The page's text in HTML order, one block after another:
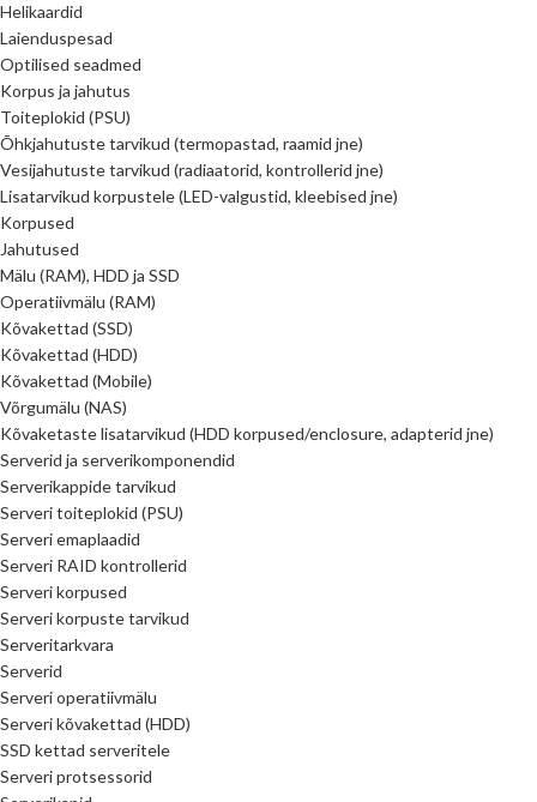
Helikaardid
Laienduspesad
Optilised seadmed
Korpus ja jahutus
Toiteplokid (PSU)
Õhkjahutuste tarvikud (termopastad, raamid jne)
Vesijahutuste tarvikud (radiaatorid, kontrollerid jne)
Lisatarvikud korpustele (LED-valgustid, kleebised jne)
Korpused
Jahutused
Mälu (RAM), HDD ja SSD
Operatiivmälu (RAM)
Kõvakettad (SSD)
Kõvakettad (HDD)
Kõvakettad (Mobile)
Võrgumälu (NAS)
Kõvaketaste lisatarvikud (HDD korpused/enclosure, adapterid jne)
Serverid ja serverikomponendid
Serverikappide tarvikud
Serveri toiteplokid (PSU)
Serveri emaplaadid
Serveri RAID kontrollerid
Serveri korpused
Serveri korpuste tarvikud
Serveritarkvara
Serverid
Serveri operatiivmälu
Serveri kõvakettad (HDD)
SSD kettad serveritele
Serveri protsessorid